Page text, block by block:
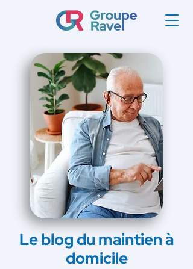
Le blog du maintien à
domicile